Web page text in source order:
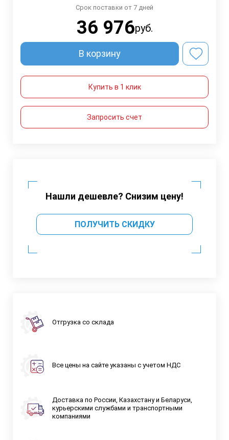
Срок поставки от 7 дней
36 976руб.
В корзину
Купить в 1 клик
Запросить счет
Нашли дешевле? Снизим цену!
ПОЛУЧИТЬ СКИДКУ
Отгрузка со склада
Все цены на сайте указаны с учетом НДС
Доставка по России, Казахстану и Беларуси,
курьерскими службами и транспортными
компаниями